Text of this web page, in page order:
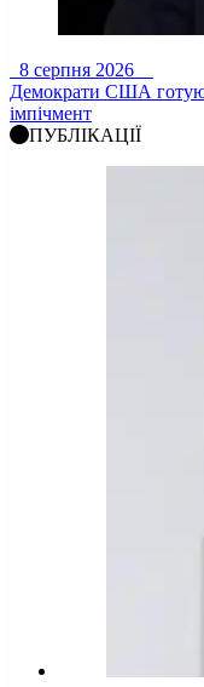
8 серпня 2026
Демократи США
імпічмент
ПУБЛІКАЦІЇ